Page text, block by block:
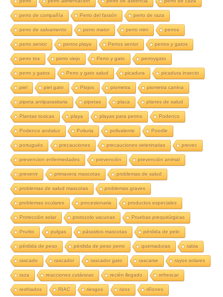
perro de compañía Perro del faraón perro de raza
perro de salvamento perro mator perro mini perros
perro senior perros playa Perros senior perros y gatos
perro tos perro viejo Perro y gato perroygato
perro y gatos Perro y gato salud picadura picadura insecto
piel piel gato Piojos piometra piometra canina
pipeta antiparasitaria pipetas placa planes de salud
Plantas toxicas playa playas para perros Podenco
Podenco andaluz Poliuria polivalente Poodle
portugués precauciones precauciones veterinarias prevec
prevencion enfermedades prevención prevención animal
prevenir primavera mascotas problemas de salud
problemas de salud mascotas problemas graves
problemas oculares procesionaria productos especiales
Protección solar protocolo vacunas Pruebas prequirúrgicas
Prurito pulgas párasitos mascotas pérdida de pelo
pérdida de peso pérdida de peso perro quemaduras rabia
rascado rascador rascador gato rascarse rayos solares
raza reacciones cutáneas recién llegado refrescar
resfriados RIAC riesgos rizos riñones